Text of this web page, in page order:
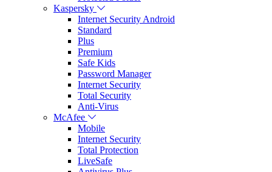
Kaspersky
Internet Security Android
Standard
Plus
Premium
Safe Kids
Password Manager
Internet Security
Total Security
Anti-Virus
McAfee
Mobile
Internet Security
Total Protection
LiveSafe